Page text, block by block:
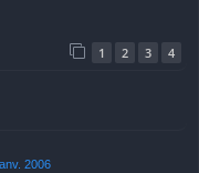
1 2 3 4
2006